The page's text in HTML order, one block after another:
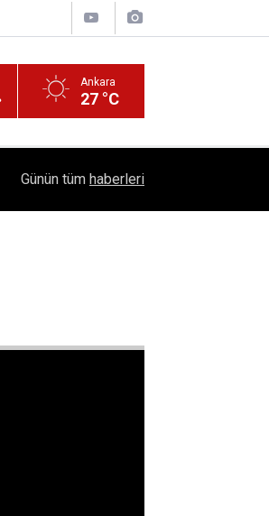
Ankara
27 °C
Oldu!
Günün tüm haberleri